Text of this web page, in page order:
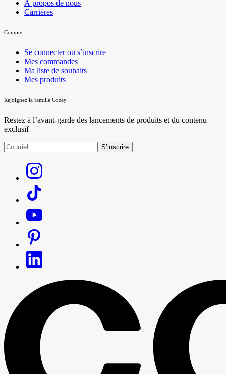
À propos de nous
Carrières
Compte
Se connecter ou s’inscrire
Mes commandes
Ma liste de souhaits
Mes produits
Rejoignez la famille Cozey
Restez à l’avant-garde des lancements de produits et du contenu
exclusif
S’inscrire